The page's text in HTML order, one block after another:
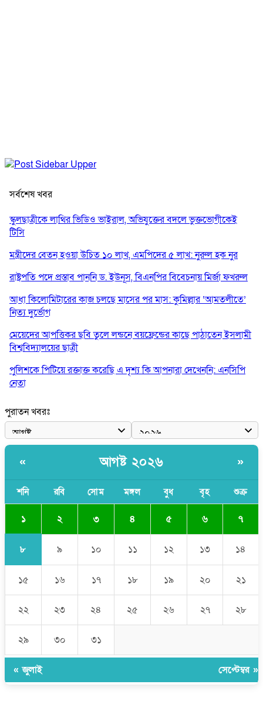
সর্বশেষ খবর
স্কুলছাত্রীকে লাথির ভিডিও ভাইরাল, অভিযুক্তের বদলে ভুক্তভোগীকেই
টিসি
মন্ত্রীদের বেতন হওয়া উচিত ১০ লাখ, এমপিদের ৫ লাখ: নুরুল হক নুর
রাষ্ট্রপতি পদে প্রস্তাব পাননি ড. ইউনূস, বিএনপির বিবেচনায় মির্জা ফখরুল
আধা কিলোমিটারের কাজ চলছে মাসের পর মাস: কুমিল্লার ‘আমতলীতে’
নিত্য দুর্ভোগ
মেয়েদের আপত্তিকর ছবি তুলে লন্ডনে বয়ফ্রেন্ডের কাছে পাঠাতেন ইসলামী
বিশ্ববিদ্যালয়ের ছাত্রী
পুলিশকে পিটিয়ে রক্তাক্ত করেছি এ দৃশ্য কি আপনারা দেখেননি: এনসিপি
নেতা
পাঁচ দেশি মাছে মিলল মাইক্রোপ্লাস্টিক, সবচেয়ে বেশি কই মাছে
বাংলাদেশী কর্মীদের আকামা নিয়ে বড় সুখবর দিলো সৌদি সরকার
ওয়াজেদ জয়
সাকিব আল হাসানের বাড়িতে আগুন, পেট্রলবোমা বিস্ফোরণ
পুরাতন খবরঃ
« আগষ্ট ২০২৬ »
শনি রবি সোম মঙ্গল বুধ বৃহ শুক্র
১ ২ ৩ ৪ ৫ ৬ ৭
৮ ৯ ১০ ১১ ১২ ১৩ ১৪
১৫ ১৬ ১৭ ১৮ ১৯ ২০ ২১
২২ ২৩ ২৪ ২৫ ২৬ ২৭ ২৮
২৯ ৩০ ৩১
« জুলাই সেপ্টেম্বর »